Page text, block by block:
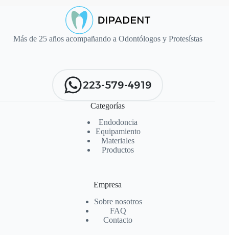
Más de 25 años acompañando a Odontólogos y Protesístas
223-579-4919
Categorías
Endodoncia
Equipamiento
Materiales
Productos
Empresa
Sobre nosotros
FAQ
Contacto